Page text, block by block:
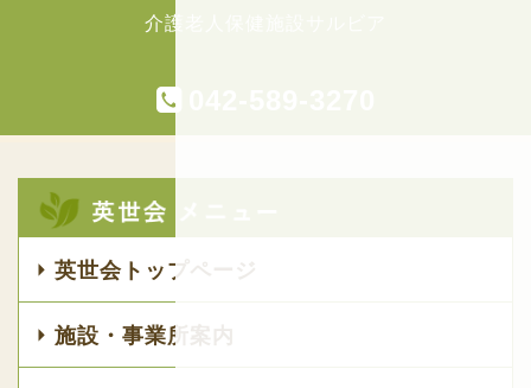
介護老人保健施設サルビア
英世会トップページ
施設・事業所案内